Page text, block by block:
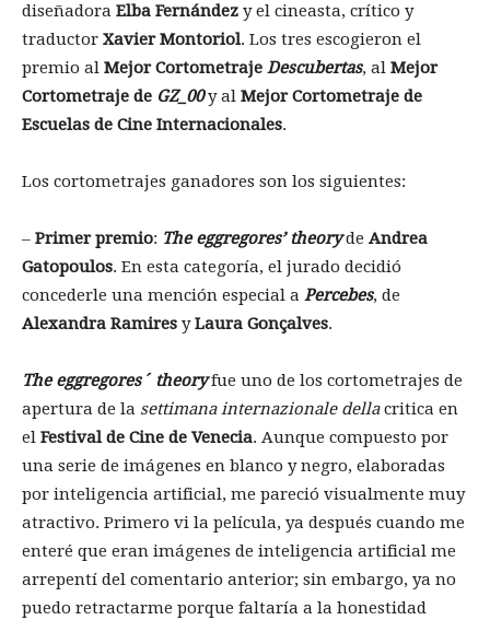
diseñadora Elba Fernández y el cineasta, crítico y
traductor Xavier Montoriol. Los tres escogieron el
premio al Mejor Cortometraje Descubertas, al Mejor
Cortometraje de GZ_00y al Mejor Cortometraje de
Escuelas de Cine Internacionales.
Los cortometrajes ganadores son los siguientes:
– Primer premio: The eggregores’ theoryde Andrea
Gatopoulos. En esta categoría, el jurado decidió
concederle una mención especial a Percebes, de
Alexandra Ramires yLaura Gonçalves.
The eggregores´ theoryfue uno de los cortometrajes de
apertura de la settimana internazionale dellacritica en
el Festival de Cine de Venecia. Aunque compuesto por
una serie de imágenes en blanco y negro, elaboradas
por inteligencia artificial, me pareció visualmente muy
atractivo. Primero vi la película, ya después cuando me
enteré que eran imágenes de inteligencia artificial me
arrepentí del comentario anterior; sin embargo, ya no
puedo retractarme porque faltaría a la honestidad